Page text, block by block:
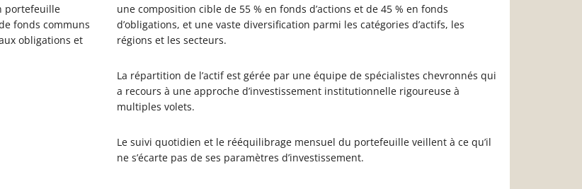
portefeuille
fonds communs
obligations et
une composition cible de 55 % en fonds d’actions et de 45 % en fonds
d’obligations, et une vaste diversification parmi les catégories d’actifs, les
régions et les secteurs.
La répartition de l’actif est gérée par une équipe de spécialistes chevronnés qui
a recours à une approche d’investissement institutionnelle rigoureuse à
multiples volets.
Le suivi quotidien et le rééquilibrage mensuel du portefeuille veillent à ce qu’il
ne s’écarte pas de ses paramètres d’investissement.